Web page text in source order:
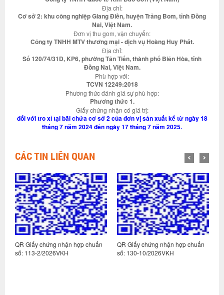
Địa chỉ:
Cơ sở 2: khu công nghiệp Giang Điền, huyện Trảng Bom, tỉnh Đồng
Nai, Việt Nam.
Đơn vị thu gom, vận chuyển:
Công ty TNHH MTV thương mại - dịch vụ Hoàng Huy Phát.
Địa chỉ:
Số 120/74/31D, KP6, phường Tân Tiến, thành phố Biên Hòa, tỉnh
Đồng Nai, Việt Nam.
Phù hợp với:
TCVN 12249:2018
Phương thức đánh giá sự phù hợp:
Phương thức 1.
Giấy chứng nhận có giá trị:
đối với tro xỉ tại bãi chứa cơ sở 2 của đơn vị sản xuất kể từ ngày 18
tháng 7 năm 2024 đến ngày 17 tháng 7 năm 2025.
CÁC TIN LIÊN QUAN
QR Giấy chứng nhận hợp chuẩn
số: 113-2/2026VKH
QR Giấy chứng nhận hợp chuẩn
số: 130-10/2026VKH